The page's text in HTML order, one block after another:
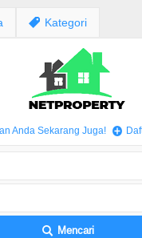
, Kategori
Anda Sekarang Juga! +
L Mencari